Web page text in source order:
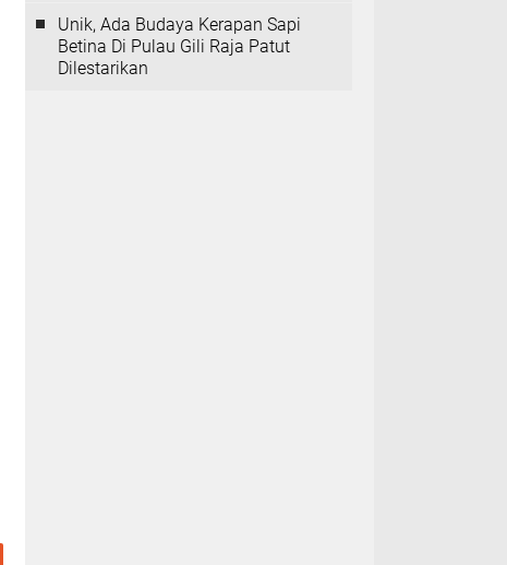
Unik, Ada Budaya Kerapan Sapi
Betina Di Pulau Gili Raja Patut
Dilestarikan